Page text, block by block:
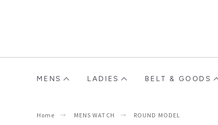
MENS LADIES BELT & GOODS
Home MENS WATCH ROUND MODEL